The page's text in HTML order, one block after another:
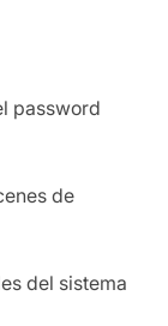
password
de
del sistema